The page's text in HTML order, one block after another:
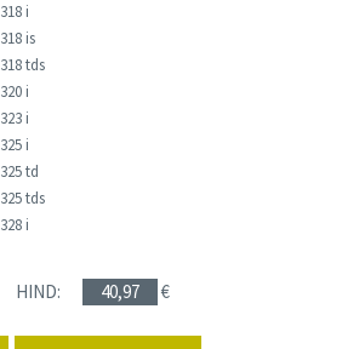
318 i
318 is
318 tds
320 i
323 i
325 i
325 td
325 tds
328 i
HIND: 40,97 €